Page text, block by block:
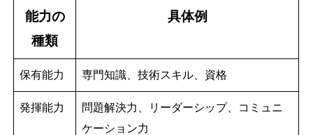
能力の
種類
具体例
保有能力 専門知識、技術スキル、資格
発揮能力
問題解決力、リーダーシップ、コミュニ
ケーション力